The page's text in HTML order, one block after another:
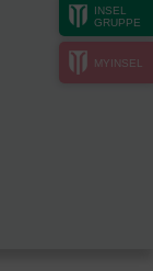
INSEL
GRUPPE
MYINSEL